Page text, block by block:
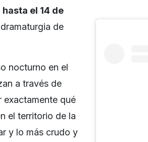
el 14 de
de
nocturno en el
a través de
exactamente qué
el territorio de la
y lo más crudo y